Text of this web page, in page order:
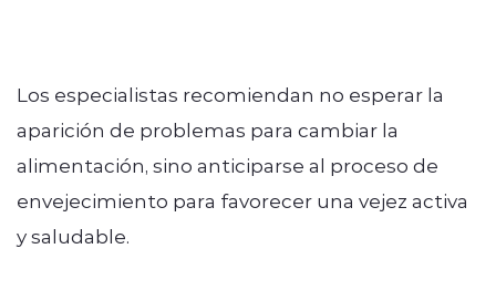
Los especialistas recomiendan no esperar la
aparición de problemas para cambiar la
alimentación, sino anticiparse al proceso de
envejecimiento para favorecer una vejez activa
y saludable.